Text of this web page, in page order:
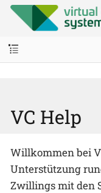
VC Help
Willkommen bei
Unterstützung
Zwillings mit den